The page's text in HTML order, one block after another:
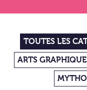
TOUTES LES
ARTS